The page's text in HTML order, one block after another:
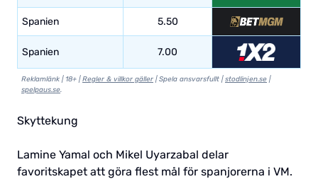
Spanien 5.50
Spanien 7.00
Reklamlänk | 18+ |Regler & villkor gäller | Spela ansvarsfullt |stodlinjen.se |
spelpaus.se.
Skyttekung
Lamine Yamal och Mikel Uyarzabal delar
favoritskapet att göra flest mål för spanjorerna i VM.